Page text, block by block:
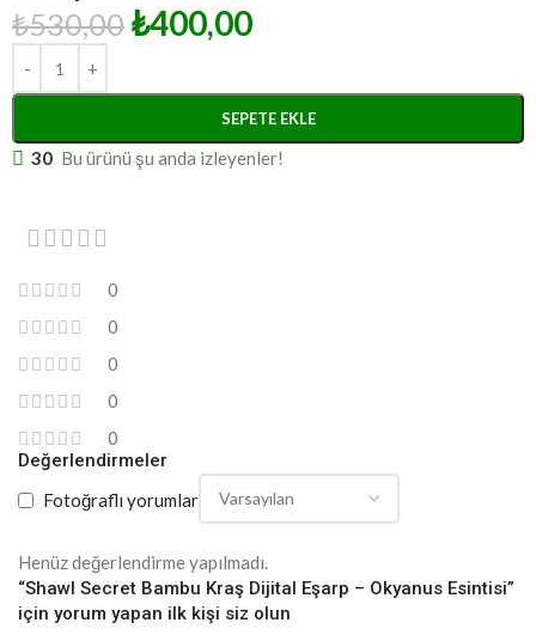
₺530,00 ₺400,00
SEPETE EKLE
30 Bu ürünü şu anda izleyenler!
0
0
0
0
0
Değerlendirmeler
Fotoğraflı yorumlar
Henüz değerlendirme yapılmadı.
“Shawl Secret Bambu Kraş Dijital Eşarp – Okyanus Esintisi”
için yorum yapan ilk kişi siz olun